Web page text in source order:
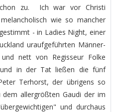
zu. Ich war vor Christi
wie so mancher
- in Ladies Night, einer
uraufgeführten Männer-
nett von Regisseur Folke
in der Tat ließen die fünf
Terhorst, der übrigens so
allergrößten Gaudi der im
und durchaus